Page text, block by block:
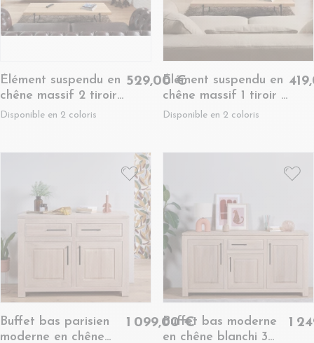
Élément suspendu en
chêne massif 2 tiroirs
- BOSTON
Disponible en 2 coloris
529,00 €Élément suspendu en
chêne massif 1 tiroir 1
niche - BOSTON
Disponible en 2 coloris
Buffet bas parisien
moderne en chêne
1 099,00 €Buffet bas moderne
en chêne blanchi 3
1